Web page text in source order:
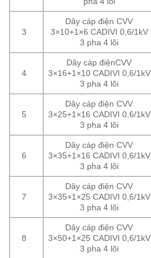
3
Dây cáp điện CVV
3×10+1×6 CADIVI 0,6/1kV
3 pha 4 lõi
4
Dây cáp điệnCVV
3×16+1×10 CADIVI 0,6/1kV
3 pha 4 lõi
5
Dây cáp điện CVV
3×25+1×16 CADIVI 0,6/1kV
3 pha 4 lõi
6
Dây cáp điện CVV
3×35+1×16 CADIVI 0,6/1kV
3 pha 4 lõi
7
Dây cáp điện CVV
3×35+1×25 CADIVI 0,6/1kV
3 pha 4 lõi
8
Dây cáp điện CVV
3×50+1×25 CADIVI 0,6/1kV
3 pha 4 lõi